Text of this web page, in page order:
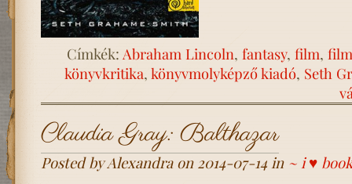
Címkék: Abraham Lincoln, fantasy, film,
könyvkritika, könyvmolyképző kiadó, Seth
Claudia Gray: Balthazar
Posted by Alexandra on 2014-07-14 in ~ i ♥